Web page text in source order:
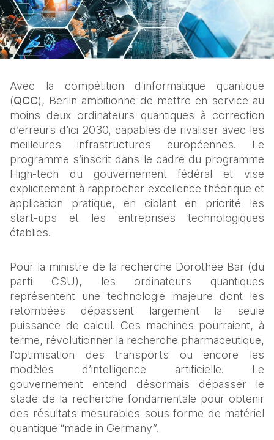
Avec la compétition d'informatique quantique
(QCC), Berlin ambitionne de mettre en service au
moins deux ordinateurs quantiques à correction
d’erreurs d’ici 2030, capables de rivaliser avec les
meilleures infrastructures européennes. Le
programme s’inscrit dans le cadre du programme
High‑tech du gouvernement fédéral et vise
explicitement à rapprocher excellence théorique et
application pratique, en ciblant en priorité les
start‑ups et les entreprises technologiques
établies.
Pour la ministre de la recherche Dorothee Bär (du
parti CSU), les ordinateurs quantiques
représentent une technologie majeure dont les
retombées dépassent largement la seule
puissance de calcul. Ces machines pourraient, à
terme, révolutionner la recherche pharmaceutique,
l’optimisation des transports ou encore les
modèles d’intelligence artificielle. Le
gouvernement entend désormais dépasser le
stade de la recherche fondamentale pour obtenir
des résultats mesurables sous forme de matériel
quantique “made in Germany”.